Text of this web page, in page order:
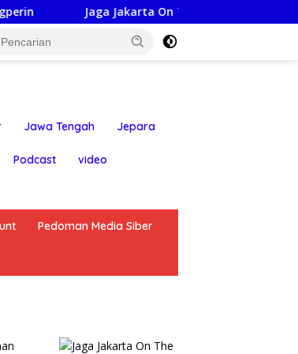
Jaga Jakarta On The Spot: Kapolsek Bekasi Barat
Jawa Tengah Jepara
Podcast video
Pedoman Media Siber